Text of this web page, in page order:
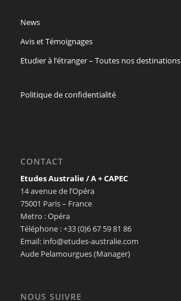
News
Avis et Témoignages
Etudier à l’étranger – Toutes nos destinations
Politique de confidentialité
CONTACT
Etudes Australie / A + CAPEC
14 avenue de l’Opéra
75001 Paris – France
Metro : Opéra
Téléphone : +33 (0)6 67 59 81 86
Email: info@etudes-australie.com
Aude Pelamourgues (Manager)
NOUS SUIVRE